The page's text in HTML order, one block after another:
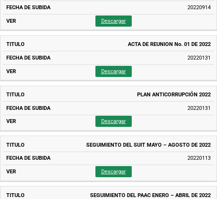
20220914
Descargar
ACTA DE REUNION No. 01 DE 2022
20220131
Descargar
PLAN ANTICORRUPCIÓN 2022
20220131
Descargar
SEGUIMIENTO DEL SUIT MAYO – AGOSTO DE 2022
20220113
Descargar
SEGUIMIENTO DEL PAAC ENERO – ABRIL DE 2022